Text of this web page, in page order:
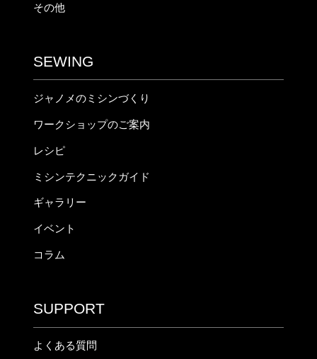
その他
SEWING
ジャノメのミシンづくり
ワークショップのご案内
レシピ
ミシンテクニックガイド
ギャラリー
イベント
コラム
SUPPORT
よくある質問